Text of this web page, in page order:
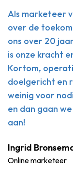
Als marketeer
over de
ons over 20
is onze kracht
Kortom,
doelgericht en
weinig voor
en dan gaan
aan!
Ingrid
Online marketeer